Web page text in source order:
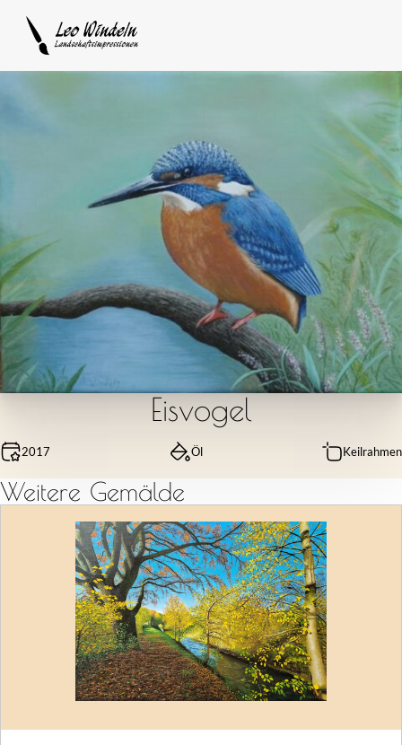
Eisvogel
2017 Öl Keilrahmen
Weitere Gemälde